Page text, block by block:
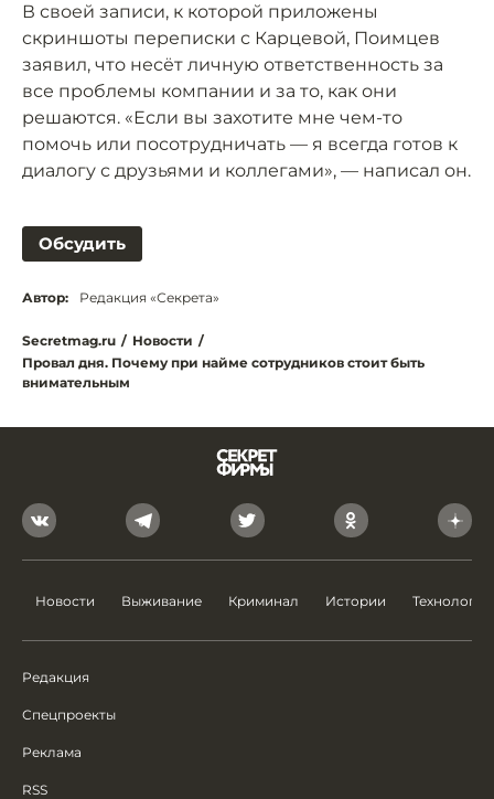
В своей записи, к которой приложены
скриншоты переписки с Карцевой, Поимцев
заявил, что несёт личную ответственность за
все проблемы компании и за то, как они
решаются. «Если вы захотите мне чем-то
помочь или посотрудничать — я всегда готов к
диалогу с друзьями и коллегами», — написал он.
Обсудить
Автор: Редакция «Секрета»
Secretmag.ru / Новости /
Провал дня. Почему при найме сотрудников стоит быть
внимательным
Новости Выживание Криминал Истории Технологии
Редакция
Спецпроекты
Реклама
RSS